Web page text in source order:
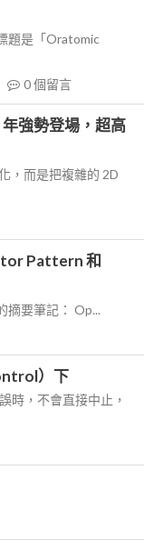
題是「Oratomic
0個留言
強勢登場，超高
，而是把複雜的 2D
Pattern 和
要筆記： Op...
）下
時，不會直接中止，